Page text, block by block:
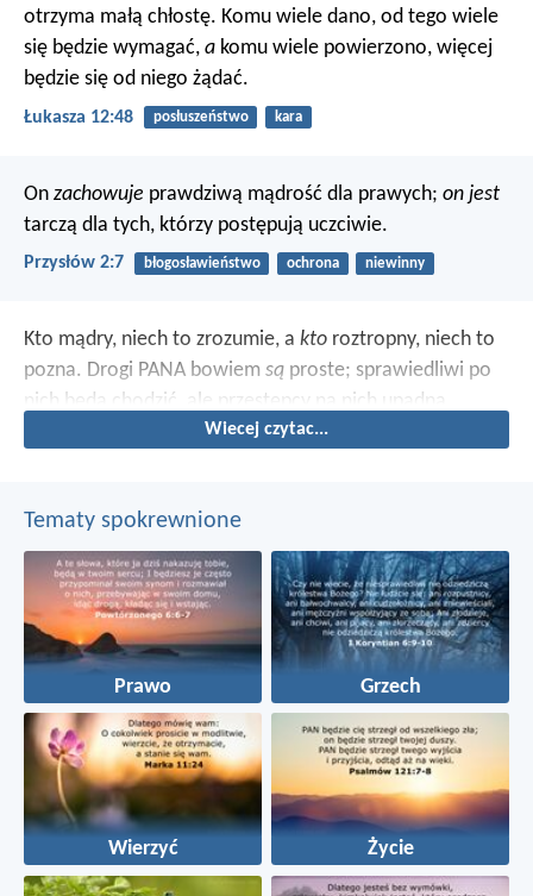
otrzyma małą chłostę. Komu wiele dano, od tego wiele
się będzie wymagać, a komu wiele powierzono, więcej
będzie się od niego żądać.
Łukasza 12:48 posłuszeństwo kara
On zachowuje prawdziwą mądrość dla prawych; on jest
tarczą dla tych, którzy postępują uczciwie.
Przysłów 2:7 błogosławieństwo ochrona niewinny
Kto mądry, niech to zrozumie, a kto roztropny, niech to
pozna. Drogi PANA bowiem są proste; sprawiedliwi po
nich będą chodzić, ale przestępcy na nich upadną.
Wiecej czytac...
Tematy spokrewnione
Prawo Grzech
Wierzyć Życie